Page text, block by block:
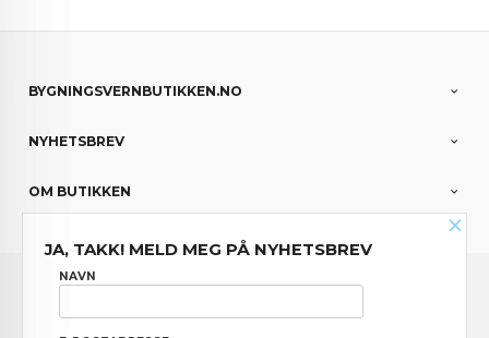
BYGNINGSVERNBUTIKKEN.NO
NYHETSBREV
OM BUTIKKEN
FRAKT
NYHETSBREV
×
JA, TAKK! MELD MEG PÅ NYHETSBREV
NAVN